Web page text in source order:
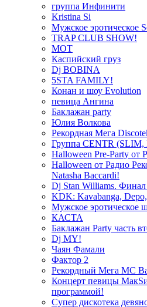
группа Инфинити
Kristina Si
Мужское эротическое
TRAP CLUB SHOW!
МОТ
Каспийский груз
Dj BOBINA
5STA FAMILY!
Конан и шоу Evolution
певица Ангина
Баклажан party
Юлия Волкова
Рекордная Мега
Группа CENTR
Halloween Pre-Party от
Halloween от Радио
Natasha Baccardi!
Dj Stan Williams. Финал
KDK: Kavabanga,
Мужское эротическое
КАСТА
Баклажан Party часть
Dj MY!
Чаян Фамали
Фактор 2
Рекордный Мега МС
Концерт певицы
программой!
Супер дискотека